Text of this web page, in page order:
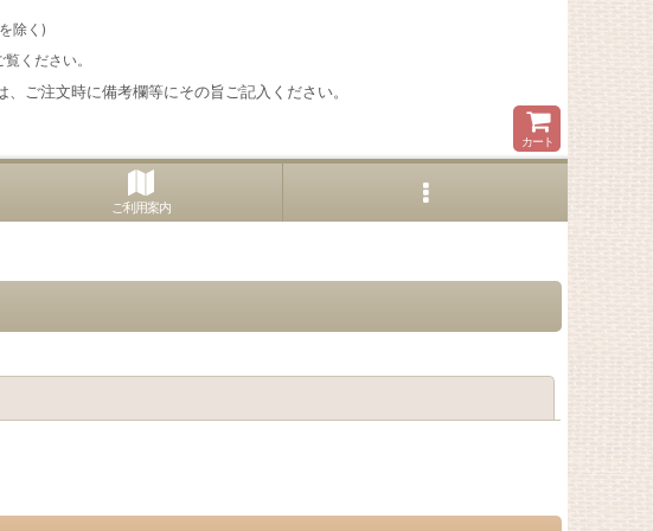
除く)
ください。
ご注文時に備考欄等にその旨ご記入ください。
カート
ご利用案内